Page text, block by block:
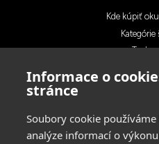
Informace o
stránce
Soubory cookie
analýze informací o
Kde kúpiť
Kategórie